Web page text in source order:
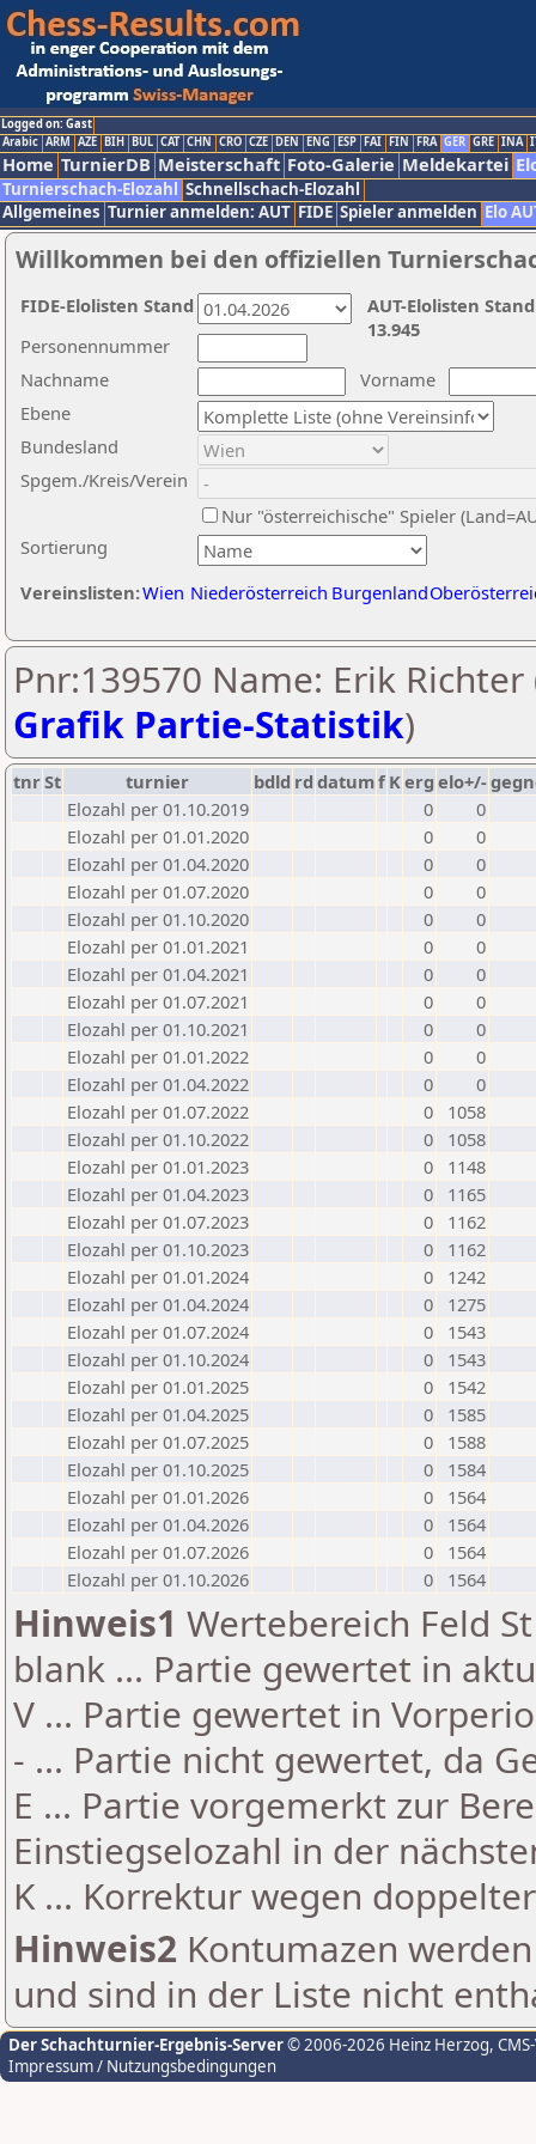
Logged on: Gast
Arabic ARM AZE BIH BUL CAT CHN CRO CZE DEN ENG ESP FAI FIN FRA GER GRE INA
Home TurnierDB Meisterschaft Foto-Galerie Meldekartei
Turnierschach-Elozahl Schnellschach-Elozahl
Allgemeines Turnier anmelden: AUT FIDE Spieler anmelden Elo
Willkommen bei den offiziellen
Nachname
Vorname
Ebene
Sortierung
Personennummer
Bundesland
Spgem./Kreis/Verein
Nur "österreichische" Spieler
Vereinslisten:Wien Niederösterreich Burgenland
AUT-Elolisten
13.945
FIDE-Elolisten Stand
Pnr:139570 Name: Erik Richter
Grafik Partie-Statistik)
tnrSt turnier bdld rd datumf Kerg elo+/-
Elozahl per 01.10.2019
0
0
Elozahl per 01.01.2020
0
0
Elozahl per 01.04.2020
0
0
Elozahl per 01.07.2020
0
0
Elozahl per 01.10.2020
0
0
Elozahl per 01.01.2021
0
0
Elozahl per 01.04.2021
0
0
Elozahl per 01.07.2021
0
0
Elozahl per 01.10.2021
0
0
Elozahl per 01.01.2022
0
0
Elozahl per 01.04.2022
0
0
Elozahl per 01.07.2022
0
1058
Elozahl per 01.10.2022
0
1058
Elozahl per 01.01.2023
0
1148
Elozahl per 01.04.2023
0
1165
Elozahl per 01.07.2023
0
1162
Elozahl per 01.10.2023
0
1162
Elozahl per 01.01.2024
0
1242
Elozahl per 01.04.2024
0
1275
Elozahl per 01.07.2024
0
1543
Elozahl per 01.10.2024
0
1543
Elozahl per 01.01.2025
0
1542
Elozahl per 01.04.2025
0
1585
Elozahl per 01.07.2025
0
1588
Elozahl per 01.10.2025
0
1584
Elozahl per 01.01.2026
0
1564
Elozahl per 01.04.2026
0
1564
Elozahl per 01.07.2026
0
1564
Elozahl per 01.10.2026
0 1564
Hinweis1 Wertebereich Feld
blank ... Partie gewertet in
V ... Partie gewertet in
- ... Partie nicht gewertet, da
E ... Partie vorgemerkt zur
Einstiegselozahl in der
K ... Korrektur wegen
Hinweis2 Kontumazen
und sind in der Liste nicht
Der Schachturnier-Ergebnis-Server© 2006-2026 Heinz Herzog,
Impressum / Nutzungsbedingungen